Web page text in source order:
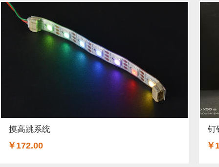
摸高跳系统
￥172.00
钉
￥